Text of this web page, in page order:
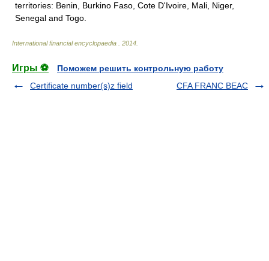
territories: Benin, Burkino Faso, Cote D'Ivoire, Mali, Niger,
Senegal and Togo.
International financial encyclopaedia 2014
Игры ⚽
Поможем решить контрольную работу
Certificate number(s)z field
CFA FRANC BEAC